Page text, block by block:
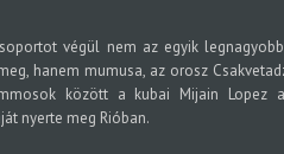
végül nem az egyik
hanem mumusa, az orosz
között a kubai Mijain Lopez
nyerte meg Rióban.